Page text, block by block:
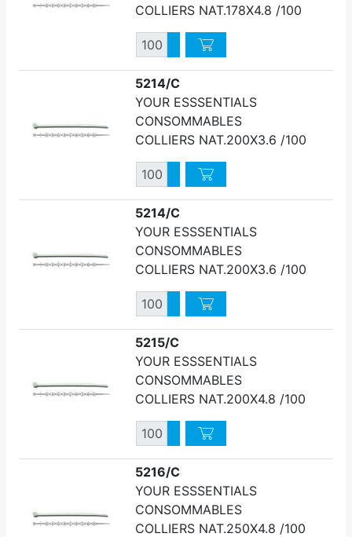
COLLIERS NAT.178X4.8 /100
QuantitéAugmenter quantité
Diminuer quantité
5214/C
YOUR ESSSENTIALS
CONSOMMABLES
COLLIERS NAT.200X3.6 /100
QuantitéAugmenter quantité
Diminuer quantité
5214/C
YOUR ESSSENTIALS
CONSOMMABLES
COLLIERS NAT.200X3.6 /100
QuantitéAugmenter quantité
Diminuer quantité
5215/C
YOUR ESSSENTIALS
CONSOMMABLES
COLLIERS NAT.200X4.8 /100
QuantitéAugmenter quantité
Diminuer quantité
5216/C
YOUR ESSSENTIALS
CONSOMMABLES
COLLIERS NAT.250X4.8 /100